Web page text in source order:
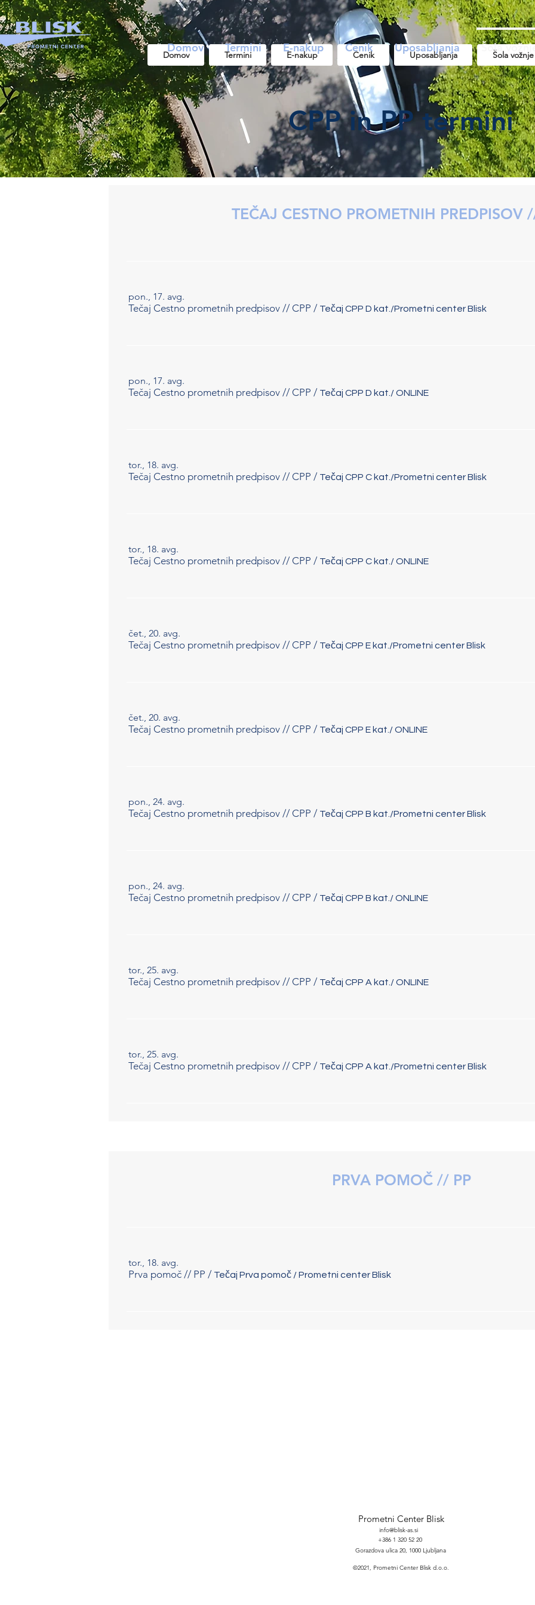
Domov Termini E-nakup Cenik Uposabljanja Šola vožnje
CPP in PP termini
TEČAJ CESTNO PROMETNIH PREDPISOV
pon., 17. avg.
Tečaj Cestno prometnih predpisov // CPP / Tečaj CPP D kat./Prometni center Blisk
pon., 17. avg.
Tečaj Cestno prometnih predpisov // CPP / Tečaj CPP D kat./ ONLINE
tor., 18. avg.
Tečaj Cestno prometnih predpisov // CPP / Tečaj CPP C kat./Prometni center Blisk
tor., 18. avg.
Tečaj Cestno prometnih predpisov // CPP / Tečaj CPP C kat./ ONLINE
čet., 20. avg.
Tečaj Cestno prometnih predpisov // CPP / Tečaj CPP E kat./Prometni center Blisk
čet., 20. avg.
Tečaj Cestno prometnih predpisov // CPP / Tečaj CPP E kat./ ONLINE
pon., 24. avg.
Tečaj Cestno prometnih predpisov // CPP / Tečaj CPP B kat./Prometni center Blisk
pon., 24. avg.
Tečaj Cestno prometnih predpisov // CPP / Tečaj CPP B kat./ ONLINE
tor., 25. avg.
Tečaj Cestno prometnih predpisov // CPP / Tečaj CPP A kat./ ONLINE
tor., 25. avg.
Tečaj Cestno prometnih predpisov // CPP / Tečaj CPP A kat./Prometni center Blisk
PRVA POMOČ // PP
tor., 18. avg.
Prva pomoč // PP / Tečaj Prva pomoč / Prometni center Blisk
Domov Termini E-nakup Cenik Uposabljanja Šola
Prometni Center Blisk
info@blisk-as.si
+386 1 320 52 20
Gorazdova ulica 20, 1000 Ljubljana
©2021, Prometni Center Blisk d.o.o.